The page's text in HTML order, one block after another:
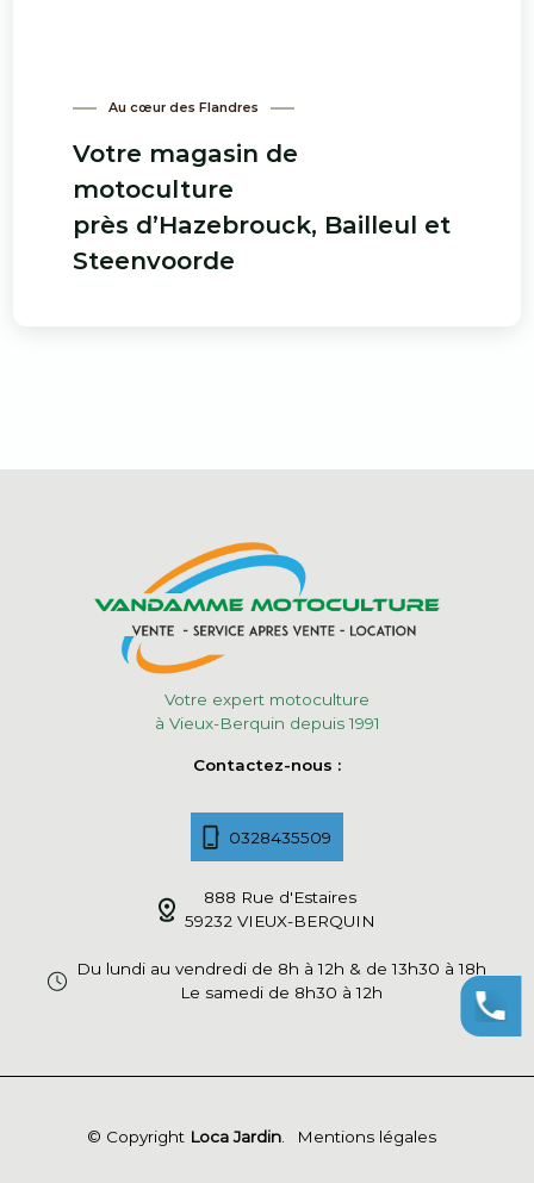
Au cœur des Flandres
Votre magasin de
motoculture
près d’Hazebrouck, Bailleul et
Steenvoorde
Votre expert motoculture
à Vieux-Berquin depuis 1991
Contactez-nous :
0328435509
888 Rue d'Estaires
59232 VIEUX-BERQUIN
Du lundi au vendredi de 8h à 12h & de 13h30 à 18h
Le samedi de 8h30 à 12h
© Copyright Loca Jardin. Mentions légales